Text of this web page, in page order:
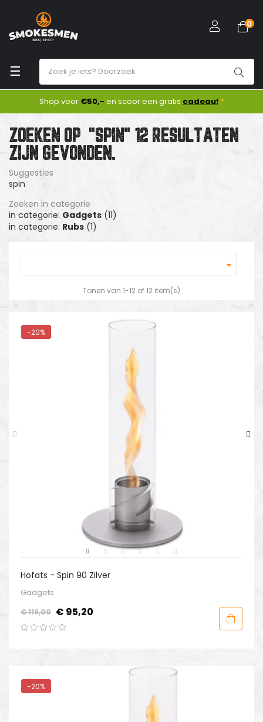
Toggle
navigation
☰
0
Shop voor €50,- en scoor een gratis cadeau! *
ZOEKEN OP "SPIN" 12 RESULTATEN
ZIJN GEVONDEN.
Suggesties
spin
Zoeken in categorie
in categorie: Gadgets (11)
in categorie: Rubs (1)

Tonen van 1-12 of 12 item(s)
-20%
Höfats - Spin 90 Zilver
Gadgets
Normale
prijs
€ 119,00 Prijs
€ 95,20
-20%